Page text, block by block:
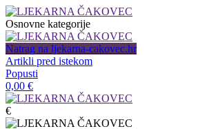
Osnovne kategorije
Natrag na ljekarna-cakovec.hr
Artikli pred istekom
Popusti
0,00 €
€